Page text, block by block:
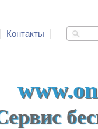
Контакты